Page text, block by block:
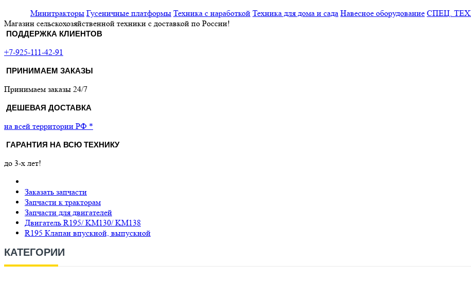
Минитракторы Гусеничные платформы Техника с наработкой Техника для дома и сада Навесное оборудование СПЕЦ.
Магазин сельскохозяйственной техники с доставкой по России!
ПОДДЕРЖКА КЛИЕНТОВ
+7-925-111-42-91
ПРИНИМАЕМ ЗАКАЗЫ
Принимаем заказы 24/7
ДЕШЕВАЯ ДОСТАВКА
на всей территории РФ *
ГАРАНТИЯ НА ВСЮ ТЕХНИКУ
до 3-х лет!
Заказать запчасти
Запчасти к тракторам
Запчасти для двигателей
Двигатель R195/ KM130/ KM138
R195 Клапан впускной, выпускной
КАТЕГОРИИ